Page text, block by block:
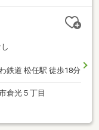
鉄道 松任駅 徒歩18分
倉光５丁目